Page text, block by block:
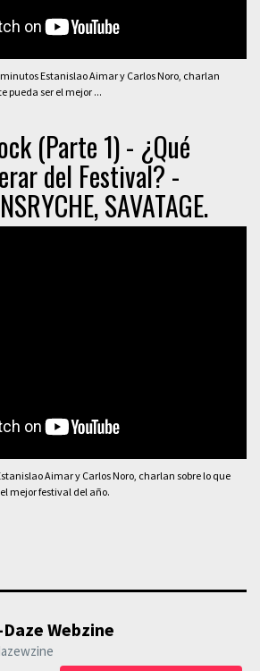
minutos Estanislao Aimar y Carlos Noro, charlan
pueda ser el mejor ...
(Parte 1) - ¿Qué
del Festival? -
SAVATAGE.
Aimar y Carlos Noro, charlan sobre lo que
mejor festival del año.
Webzine